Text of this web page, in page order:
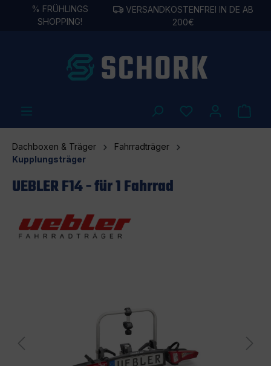
springen
% FRÜHLINGS
SHOPPING!
VERSANDKOSTENFREI IN DE AB
200€
Dachboxen & Träger
Fahrradträger
Kupplungsträger
UEBLER F14 - für 1 Fahrrad